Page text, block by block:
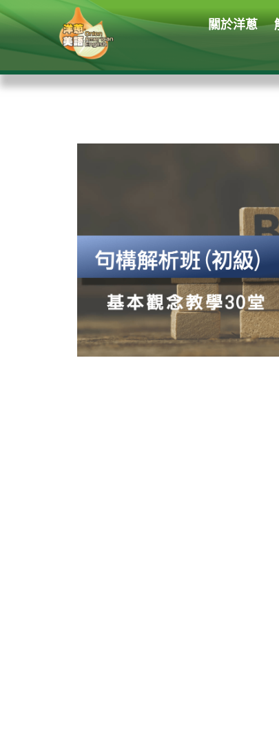
關於洋蔥